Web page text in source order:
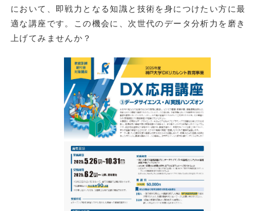
において、即戦力となる知識と技術を身につけたい方に最
適な講座です。この機会に、次世代のデータ分析力を磨き
上げてみませんか？